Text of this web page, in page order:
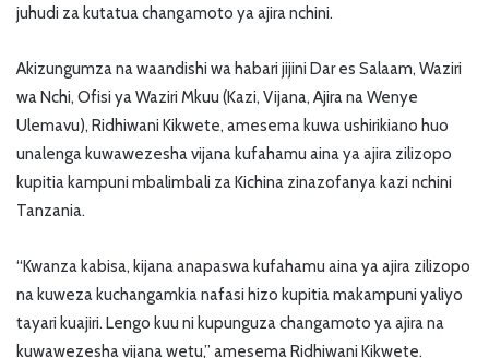
juhudi za kutatua changamoto ya ajira nchini.
Akizungumza na waandishi wa habari jijini Dar es Salaam, Waziri
wa Nchi, Ofisi ya Waziri Mkuu (Kazi, Vijana, Ajira na Wenye
Ulemavu), Ridhiwani Kikwete, amesema kuwa ushirikiano huo
unalenga kuwawezesha vijana kufahamu aina ya ajira zilizopo
kupitia kampuni mbalimbali za Kichina zinazofanya kazi nchini
Tanzania.
“Kwanza kabisa, kijana anapaswa kufahamu aina ya ajira zilizopo
na kuweza kuchangamkia nafasi hizo kupitia makampuni yaliyo
tayari kuajiri. Lengo kuu ni kupunguza changamoto ya ajira na
kuwawezesha vijana wetu,” amesema Ridhiwani Kikwete.